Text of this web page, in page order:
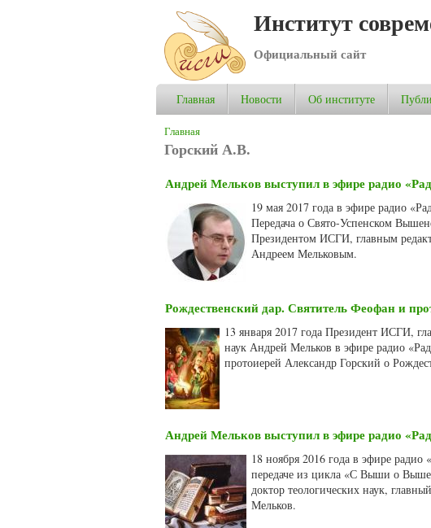
Институт
Официальный сайт
Главная Новости Об институте
Вы здесь
Главная
Горский А.В.
Андрей Мельков выступил в эфире радио
19 мая 2017 года в эфире радио
Передача о Свято-Успенском
Президентом ИСГИ, главным
Андреем Мельковым.
Рождественский дар. Святитель Феофан и
13 января 2017 года Президент ИСГИ,
наук Андрей Мельков в эфире радио
протоиерей Александр Горский о
Андрей Мельков выступил в эфире радио
18 ноября 2016 года в эфире
передаче из цикла «С Выши о
доктор теологических наук,
Мельков.